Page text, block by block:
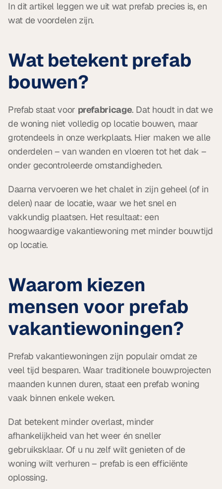
In dit artikel leggen we uit wat prefab precies is, en
wat de voordelen zijn.
Wat betekent prefab
bouwen?
Prefab staat voor prefabricage. Dat houdt in dat we
de woning niet volledig op locatie bouwen, maar
grotendeels in onze werkplaats. Hier maken we alle
onderdelen – van wanden en vloeren tot het dak –
onder gecontroleerde omstandigheden.
Daarna vervoeren we het chalet in zijn geheel (of in
delen) naar de locatie, waar we het snel en
vakkundig plaatsen. Het resultaat: een
hoogwaardige vakantiewoning met minder bouwtijd
op locatie.
Waarom kiezen
mensen voor prefab
vakantiewoningen?
Prefab vakantiewoningen zijn populair omdat ze
veel tijd besparen. Waar traditionele bouwprojecten
maanden kunnen duren, staat een prefab woning
vaak binnen enkele weken.
Dat betekent minder overlast, minder
afhankelijkheid van het weer én sneller
gebruiksklaar. Of u nu zelf wilt genieten of de
woning wilt verhuren – prefab is een efficiënte
oplossing.